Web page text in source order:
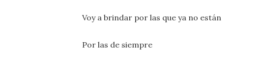
Voy a brindar por las que ya no están
Por las de siempre